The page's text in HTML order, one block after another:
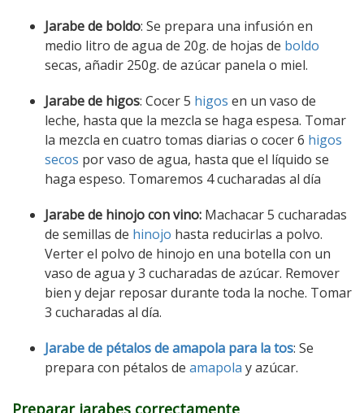
Jarabe de boldo: Se prepara una infusión en
medio litro de agua de 20g. de hojas de boldo
secas, añadir 250g. de azúcar panela o miel.
Jarabe de higos: Cocer 5 higos en un vaso de
leche, hasta que la mezcla se haga espesa. Tomar
la mezcla en cuatro tomas diarias o cocer 6 higos
secos por vaso de agua, hasta que el líquido se
haga espeso. Tomaremos 4 cucharadas al día
Jarabe de hinojo con vino: Machacar 5 cucharadas
de semillas de hinojo hasta reducirlas a polvo.
Verter el polvo de hinojo en una botella con un
vaso de agua y 3 cucharadas de azúcar. Remover
bien y dejar reposar durante toda la noche. Tomar
3 cucharadas al día.
Jarabe de pétalos de amapola para la tos: Se
prepara con pétalos de amapola y azúcar.
Preparar jarabes correctamente